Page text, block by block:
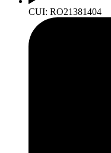
CUI: RO21381404